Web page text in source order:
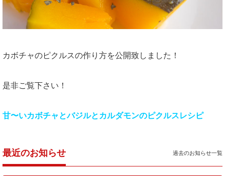
カボチャのピクルスの作り方を公開致しました！
是非ご覧下さい！
甘〜いカボチャとバジルとカルダモンのピクルスレシピ
最近のお知らせ 過去のお知らせ一覧